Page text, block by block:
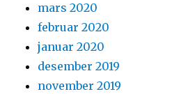
mars 2020
februar 2020
januar 2020
desember 2019
november 2019